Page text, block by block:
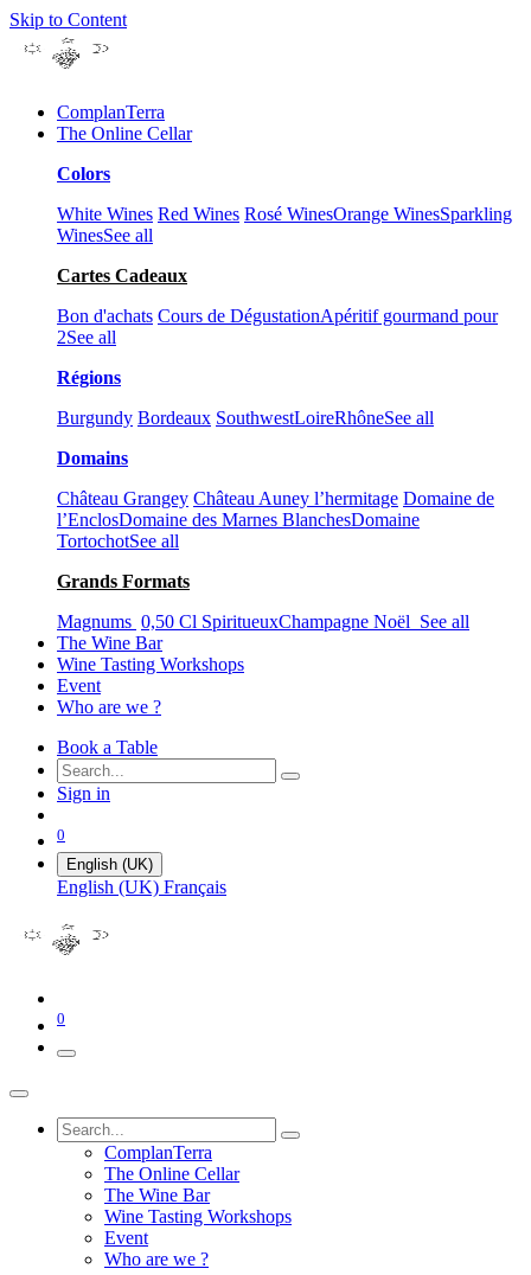
Skip to Content
ComplanTerra
The Online Cellar​
Colors
White Wines Red Wines Rosé WinesOrange WinesSparkling
WinesSee all
Cartes Cadeaux
Bon d'achats Cours de DégustationApéritif gourmand pour
2See all
Régions
Burgundy Bordeaux SouthwestLoireRhôneSee all
Domains
Château Grangey Château Auney l’hermitage Domaine de
l’EnclosDomaine des Marnes BlanchesDomaine
TortochotSee all
Grands Formats
Magnums 0,50 Cl SpiritueuxChampagne Noël See all
The Wine Bar
Wine Tasting Workshops
Event
Who are we ?
Book a Table
Sign in
0
English (UK)
English (UK) Français
0
ComplanTerra
The Online Cellar​
The Wine Bar
Wine Tasting Workshops
Event
Who are we ?